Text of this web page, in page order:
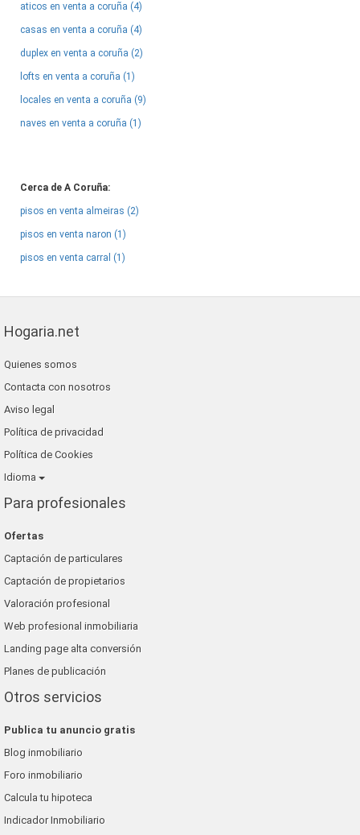
aticos en venta a coruña (4)
casas en venta a coruña (4)
duplex en venta a coruña (2)
lofts en venta a coruña (1)
locales en venta a coruña (9)
naves en venta a coruña (1)
Cerca de A Coruña:
pisos en venta almeiras (2)
pisos en venta naron (1)
pisos en venta carral (1)
Hogaria.net
Quienes somos
Contacta con nosotros
Aviso legal
Política de privacidad
Política de Cookies
Idioma
Para profesionales
Ofertas
Captación de particulares
Captación de propietarios
Valoración profesional
Web profesional inmobiliaria
Landing page alta conversión
Planes de publicación
Otros servicios
Publica tu anuncio gratis
Blog inmobiliario
Foro inmobiliario
Calcula tu hipoteca
Indicador Inmobiliario